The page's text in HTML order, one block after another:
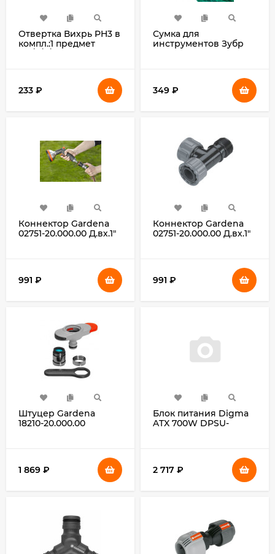
Отвертка Вихрь PH3 в
компл.:1 предмет
233 ₽
Сумка для
инструментов Зубр
349 ₽
Коннектор Gardena
02751-20.000.00 Д.вх.1"
991 ₽
Коннектор Gardena
02751-20.000.00 Д.вх.1"
991 ₽
Штуцер Gardena
18210-20.000.00
1 869 ₽
Блок питания Digma
ATX 700W DPSU-
2 717 ₽